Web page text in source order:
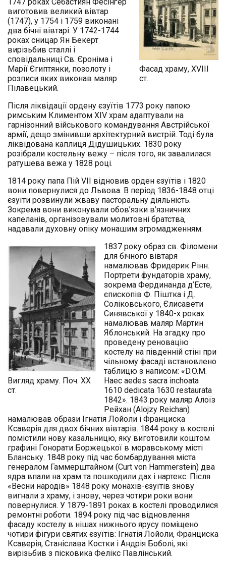
Фасад храму, XVIII
ст.
виготовив великий вівтар
(1747), у 1754 і 1759 виконані
два бічні вівтарі. У 1742-1744
роках сницар Ян Бекерт
вирізьбив сталлі і
сповідальниці Св. Єроніма і
Марії Єгиптянки, позолоту і
розписи яких виконав маляр
Пілавецький.
Після ліквідації ордену єзуїтів 1773 року папою
римським Климентом XIV храм адаптували на
гарнізонний військового командування Австрійської
армії, дещо змінивши архітектурний вистрій. Тоді була
ліквідована каплиця Дідушицьких. 1830 року
розібрали костельну вежу – після того, як завалилася
ратушева вежа у 1828 році.
1814 року папа Пій VII відновив орден єзуїтів і 1820
вони повернулися до Львова. В період 1836-1848 отці
єзуїти розвинули жваву пасторальну діяльність.
Зокрема вони виконували обов’язки в’язничних
капеланів, організовували молитовні братства,
надавали духовну опіку монашим згромадженням.
Вигляд храму. Поч. ХХ
ст.
1837 року образ св. Філомени
для бічного вівтаря
намалював Фридерик Рінн.
Портрети фундаторів храму,
зокрема Фердинанда д’Есте,
єпископів Ф. Піштка і Д.
Соліковського, Єлисавети
Синявської у 1840-х роках
намалював маляр Мартин
Яблонський. На згадку про
проведену реновацію
костелу на південній стіні при
чільному фасаді встановлено
таблицю з написом: «D.O.M.
Haec aedes sacra inchoata
1610 dedicata 1630 restaurata
1842». 1843 року маляр Алоїз
Рейхан (Alojzy Reichan)
намалював образи Ігнатія Лойоли і Франциска
Ксаверія для двох бічних вівтарів. 1844 року в костелі
помістили нову казальницю, яку виготовили коштом
графині Гонорати Боржецької в моравському місті
Бланську. 1848 року під час бомбардування міста
генералом Гаммерштайном (Curt von Hammerstein) два
ядра впали на храм та пошкодили дах і нартекс. Після
«Весни народів» 1848 року монахів-єзуїтів знову
вигнали з храму, і знову, через чотири роки вони
повернулися. У 1879-1891 роках в костелі проводилися
ремонтні роботи. 1894 року під час відновлення
фасаду костелу в нішах нижнього ярусу поміщено
чотири фігури святих єзуїтів: Ігнатія Лойоли, Франциска
Ксаверія, Станіслава Костки і Андрія Боболі, які
вирізьбив з пісковика Фелікс Павлінський.